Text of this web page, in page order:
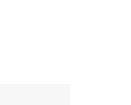
かとを踏んだ）